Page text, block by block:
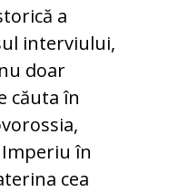
a
interviului,
doar
căuta în
în
cea